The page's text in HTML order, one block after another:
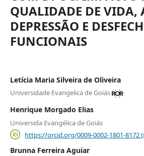
QUALIDADE DE VIDA,
DEPRESSÃO E
FUNCIONAIS
Letícia Maria Silveira de Oliveira
Universidade Evangelica de Goiás
Henrique Morgado Elias
Universida Evangélica de Goiás
https://orcid.org/0009-0002-1801-8172
Brunna Ferreira Aguiar